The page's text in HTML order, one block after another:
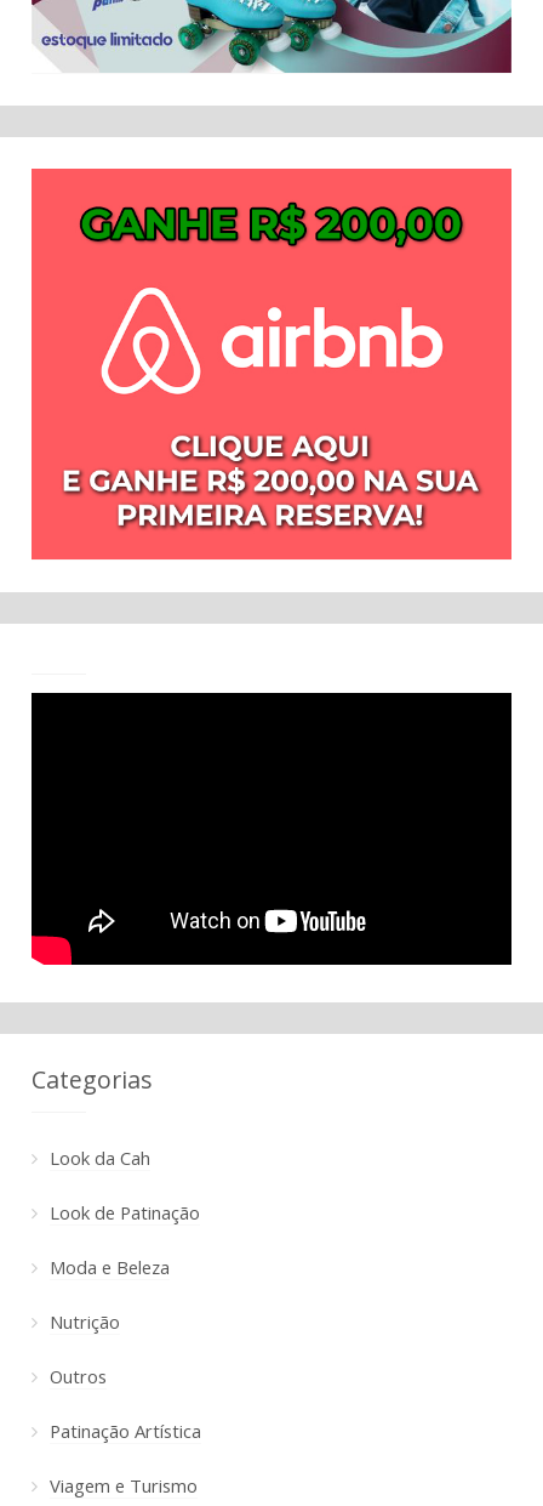
Categorias
Look da Cah
Look de Patinação
Moda e Beleza
Nutrição
Outros
Patinação Artística
Viagem e Turismo